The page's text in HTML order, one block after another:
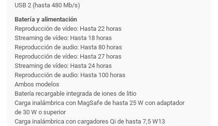
USB 2 (hasta 480 Mb/s)
Batería y alimentación
Reproducción de vídeo: Hasta 22 horas
Streaming de vídeo: Hasta 18 horas
Reproducción de audio: Hasta 80 horas
Reproducción de vídeo: Hasta 27 horas
Streaming de vídeo: Hasta 24 horas
Reproducción de audio: Hasta 100 horas
Ambos modelos
Batería recargable integrada de iones de litio
Carga inalámbrica con MagSafe de hasta 25 W con adaptador
de 30 W o superior
Carga inalámbrica con cargadores Qi de hasta 7,5 W13